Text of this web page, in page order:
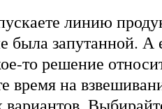
линию
была запутанной. А
то решение
время на